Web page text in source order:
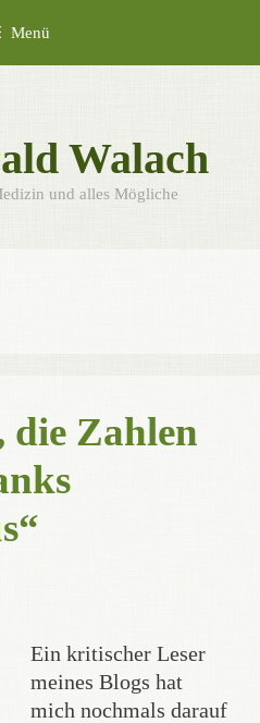
Menü
Walach
und alles Mögliche
die Zahlen
Ein kritischer Leser
meines Blogs hat
mich nochmals darauf